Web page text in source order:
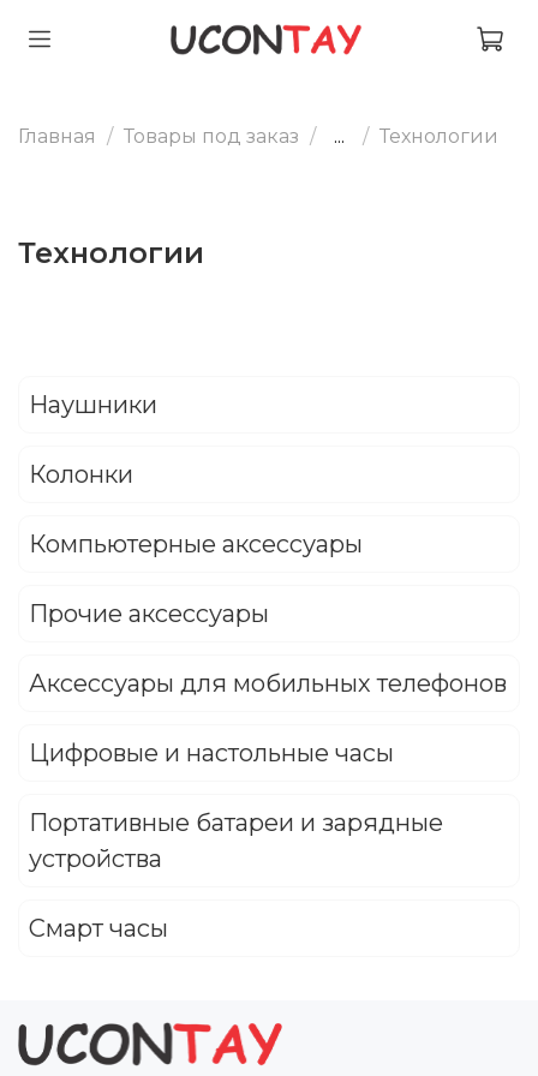
Главная Товары под заказ ... Технологии
Технологии
Наушники
Колонки
Компьютерные аксессуары
Прочие аксессуары
Аксессуары для мобильных телефонов
Цифровые и настольные часы
Портативные батареи и зарядные
устройства
Смарт часы